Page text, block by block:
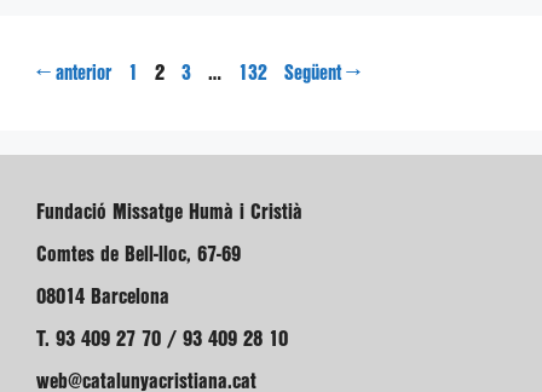
← anterior PàginaPàgina
2 Pàgina
3 … Pàgina
132 Següent →
Fundació Missatge Humà i Cristià
Comtes de Bell-lloc, 67-69
08014 Barcelona
T. 93 409 27 70 / 93 409 28 10
web@catalunyacristiana.cat